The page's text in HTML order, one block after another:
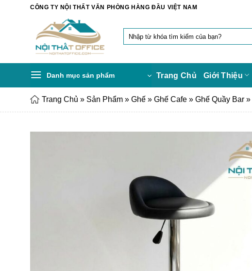
CÔNG TY NỘI THẤT VĂN PHÒNG HÀNG ĐẦU VIỆT NAM
kiếm:
Danh mục sản phẩm Trang Chủ Giới Thiệu
Trang Chủ » Sản Phẩm » Ghế » Ghế Cafe » Ghế Quầy Bar »